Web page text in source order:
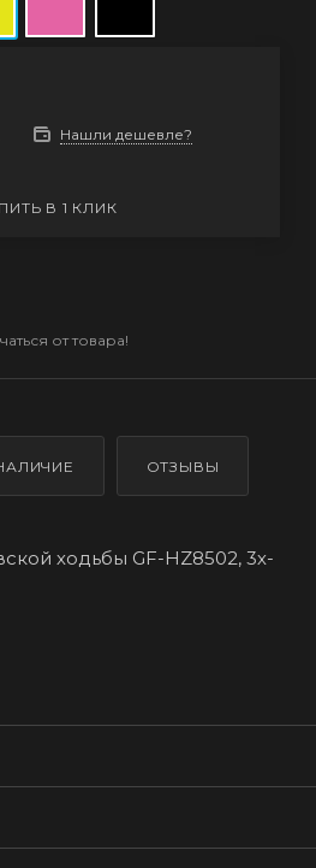
Нашли дешевле?
В 1 КЛИК
от товара!
ОТЗЫВЫ
ходьбы GF-HZ8502, 3х-